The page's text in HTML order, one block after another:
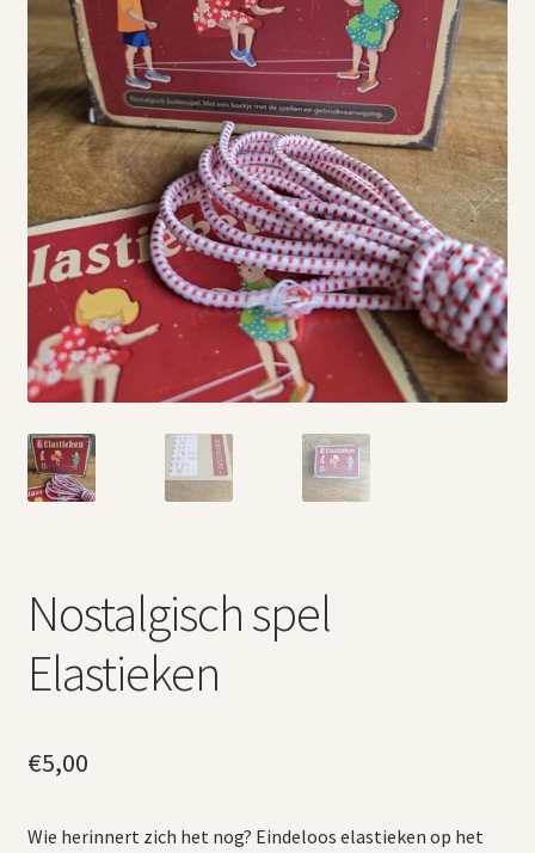
Vintage boeken en strips
Kerst
Nostalgisch spel
Elastieken
€5,00
Wie herinnert zich het nog? Eindeloos elastieken op het